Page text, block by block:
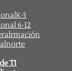
K-5
6-12
rmación
norte
TI